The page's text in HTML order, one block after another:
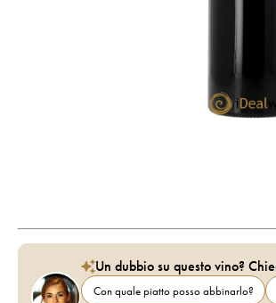
Un dubbio su questo vino?
Con quale piatto posso abbinarlo?